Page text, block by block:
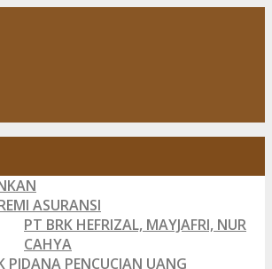
ASURANSI
PT BRK HEFRIZAL, MAYJAFRI, NUR
CAHYA
PIDANA PENCUCIAN UANG